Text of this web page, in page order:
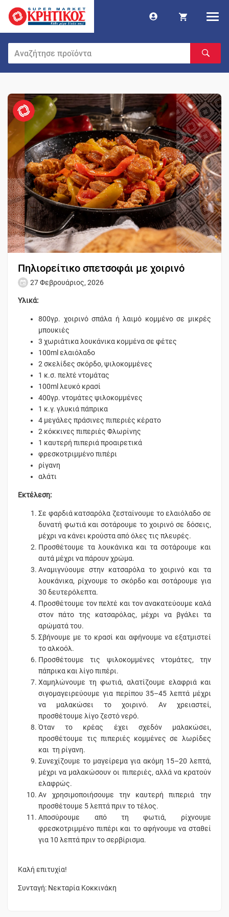
Πηλιορείτικο σπετσοφάι με χοιρινό
27 Φεβρουάριος, 2026
Υλικά:
800γρ. χοιρινό σπάλα ή λαιμό κομμένο σε μικρές
μπουκιές
3 χωριάτικα λουκάνικα κομμένα σε φέτες
100ml ελαιόλαδο
2 σκελίδες σκόρδο, ψιλοκομμένες
1 κ.σ. πελτέ ντομάτας
100ml λευκό κρασί
400γρ. ντομάτες ψιλοκομμένες
1 κ.γ. γλυκιά πάπρικα
4 μεγάλες πράσινες πιπεριές κέρατο
2 κόκκινες πιπεριές Φλωρίνης
1 καυτερή πιπεριά προαιρετικά
φρεσκοτριμμένο πιπέρι
ρίγανη
αλάτι
Εκτέλεση:
Σε φαρδιά κατσαρόλα ζεσταίνουμε το ελαιόλαδο σε
δυνατή φωτιά και σοτάρουμε το χοιρινό σε δόσεις,
μέχρι να κάνει κρούστα από όλες τις πλευρές.
Προσθέτουμε τα λουκάνικα και τα σοτάρουμε και
αυτά μέχρι να πάρουν χρώμα.
Αναμιγνύουμε στην κατσαρόλα το χοιρινό και τα
λουκάνικα, ρίχνουμε το σκόρδο και σοτάρουμε για
30 δευτερόλεπτα.
Προσθέτουμε τον πελτέ και τον ανακατεύουμε καλά
στον πάτο της κατσαρόλας, μέχρι να βγάλει τα
αρώματά του.
Σβήνουμε με το κρασί και αφήνουμε να εξατμιστεί
το αλκοόλ.
Προσθέτουμε τις ψιλοκομμένες ντομάτες, την
πάπρικα και λίγο πιπέρι.
Χαμηλώνουμε τη φωτιά, αλατίζουμε ελαφριά και
σιγομαγειρεύουμε για περίπου 35–45 λεπτά μέχρι
να μαλακώσει το χοιρινό. Αν χρειαστεί,
προσθέτουμε λίγο ζεστό νερό.
Όταν το κρέας έχει σχεδόν μαλακώσει,
προσθέτουμε τις πιπεριές κομμένες σε λωρίδες
και τη ρίγανη.
Συνεχίζουμε το μαγείρεμα για ακόμη 15–20 λεπτά,
μέχρι να μαλακώσουν οι πιπεριές, αλλά να κρατούν
ελαφρώς.
Αν χρησιμοποιήσουμε την καυτερή πιπεριά την
προσθέτουμε 5 λεπτά πριν το τέλος.
Αποσύρουμε από τη φωτιά, ρίχνουμε
φρεσκοτριμμένο πιπέρι και το αφήνουμε να σταθεί
για 10 λεπτά πριν το σερβίρισμα.
Καλή επιτυχία!
Συνταγή: Νεκταρία Κοκκινάκη